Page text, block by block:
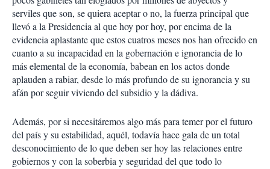
i
r
serviles que son, se quiera aceptar o no, la fuerza principal que
llevó a la Presidencia al que hoy por hoy, por encima de la
evidencia aplastante que estos cuatros meses nos han ofrecido en
cuanto a su incapacidad en la gobernación e ignorancia de lo
más elemental de la economía, babean en los actos donde
aplauden a rabiar, desde lo más profundo de su ignorancia y su
afán por seguir viviendo del subsidio y la dádiva.
Además, por si necesitáremos algo más para temer por el futuro
del país y su estabilidad, aquél, todavía hace gala de un total
desconocimiento de lo que deben ser hoy las relaciones entre
gobiernos y con la soberbia y seguridad del que todo lo